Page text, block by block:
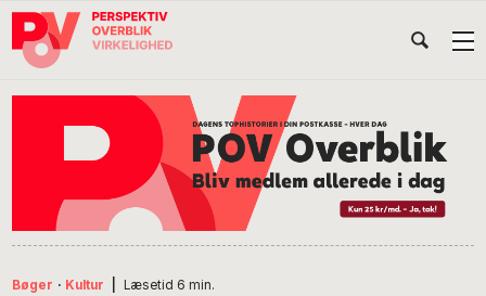
Gå
direkte
Skip
indhold
Gå
direkte
Bøger · Kultur Læsetid 6 min.